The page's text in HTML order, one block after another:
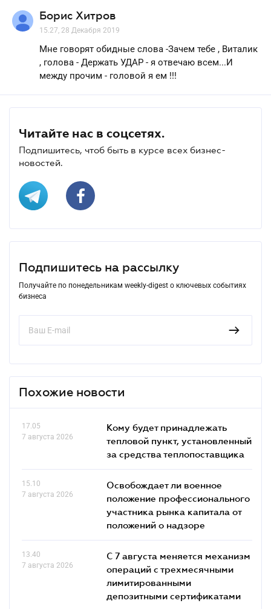
Борис Хитров
15.27, 28 Декабря 2019
Мне говорят обидные слова -Зачем тебе , Виталик
, голова - Держать УДАР - я отвечаю всем...И
между прочим - головой я ем !!!
Читайте нас в соцсетях.
Подпишитесь, чтоб быть в курсе всех бизнес-
новостей.
Подпишитесь на рассылку
Получайте по понедельникам weekly-digest о ключевых событиях
бизнеса
Похожие новости
17.05
7 августа 2026
Кому будет принадлежать
тепловой пункт, установленный
за средства теплопоставщика
15.10
7 августа 2026
Освобождает ли военное
положение профессионального
участника рынка капитала от
положений о надзоре
13.40
7 августа 2026
С 7 августа меняется механизм
операций с трехмесячными
лимитированными
депозитными сертификатами